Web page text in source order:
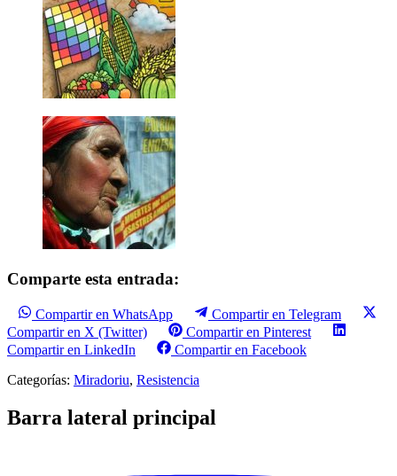
Comparte esta entrada:
Compartir en WhatsApp
Compartir en Telegram
Compartir en X (Twitter)
Compartir en Pinterest
Compartir en LinkedIn
Compartir en Facebook
Categorías: Miradoriu, Resistencia
Barra lateral principal